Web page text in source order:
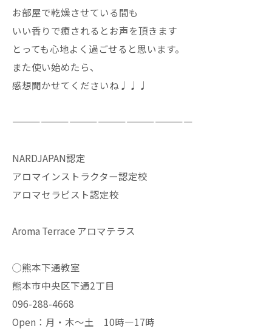
お部屋で乾燥させている間も
いい香りで癒されるとお声を頂きます
とっても心地よく過ごせると思います。
また使い始めたら、
感想聞かせてくださいね♩♩♩
———————————————————
NARDJAPAN認定
アロマインストラクター認定校
アロマセラピスト認定校
Aroma Terrace アロマテラス
◯熊本下通教室
熊本市中央区下通2丁目
096-288-4668
Open：月・木〜土 10時—17時